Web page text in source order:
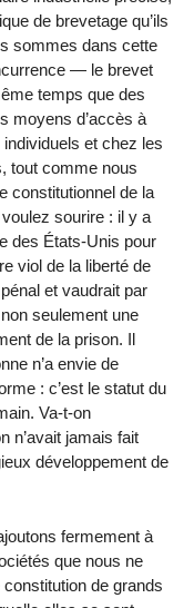
de brevetage qu’ils
sommes dans cette
— le brevet
temps que des
moyens d’accès à
et chez les
tout comme nous
constitutionnel de la
sourire : il y a
des États-Unis pour
viol de la liberté de
et vaudrait par
seulement une
de la prison. Il
n’a envie de
: c’est le statut du
Va-t-on
n’avait jamais fait
développement de
fermement à
que nous ne
de grands